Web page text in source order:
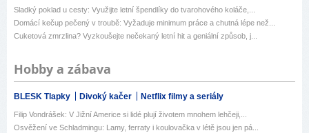
Sladký poklad u cesty: Využijte letní špendlíky do tvarohového koláče,...
Domácí kečup pečený v troubě: Vyžaduje minimum práce a chutná lépe než...
Cuketová zmrzlina? Vyzkoušejte nečekaný letní hit a geniální způsob, j...
Hobby a zábava
BLESK Tlapky Divoký kačer Netflix filmy a seriály
Filip Vondrášek: V Jižní Americe si lidé plují životem mnohem lehčeji,...
Osvěžení ve Schladmingu: Lamy, ferraty i koulovačka v létě jsou jen pá...